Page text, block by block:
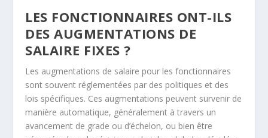
LES FONCTIONNAIRES ONT-ILS
DES AUGMENTATIONS DE
SALAIRE FIXES ?
Les augmentations de salaire pour les fonctionnaires
sont souvent réglementées par des politiques et des
lois spécifiques. Ces augmentations peuvent survenir de
manière automatique, généralement à travers un
avancement de grade ou d’échelon, ou bien être